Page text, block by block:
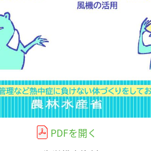
PDFを開く